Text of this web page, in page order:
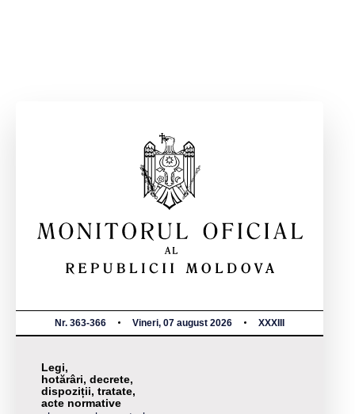
Nr. 363-366 Vineri, 07 august 2026 XXXIII
Legi,
hotărâri, decrete,
dispoziții, tratate,
acte normative